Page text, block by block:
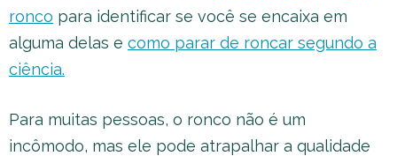
ronco para identificar se você se encaixa em
alguma delas e como parar de roncar segundo a
ciência.
Para muitas pessoas, o ronco não é um
incômodo, mas ele pode atrapalhar a qualidade